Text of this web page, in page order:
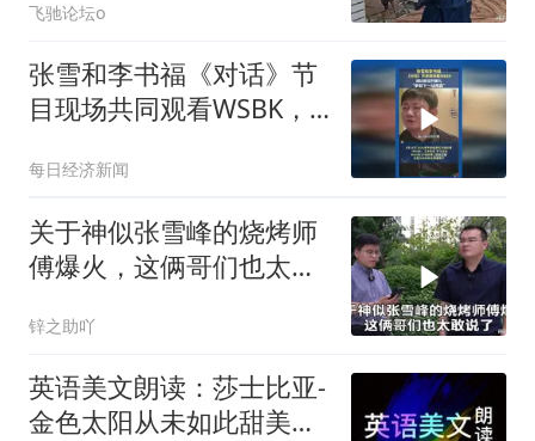
飞驰论坛o
张雪和李书福《对话》节
目现场共同观看WSBK，
每日经济新闻
关于神似张雪峰的烧烤师
傅爆火，这俩哥们也太敢
锌之助吖
英语美文朗读：莎士比亚-
金色太阳从未如此甜美吻